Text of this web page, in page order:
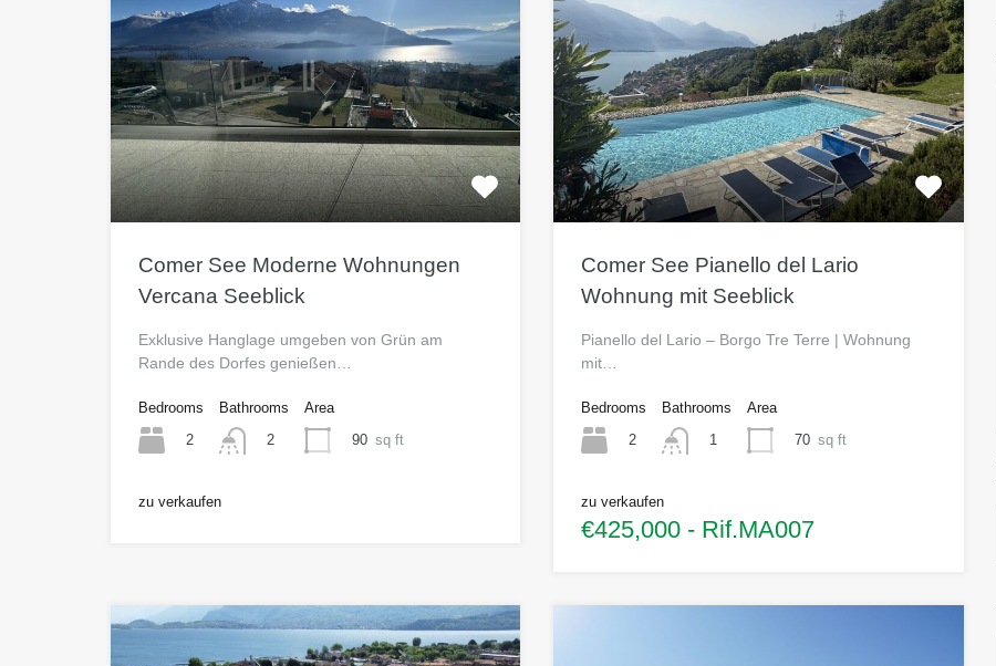
Comer See Moderne Wohnungen
Vercana Seeblick
Exklusive Hanglage umgeben von Grün am
Rande des Dorfes genießen…
Bedrooms
2
Bathrooms
2
Area
90 sq ft
zu verkaufen
Comer See Pianello del Lario
Wohnung mit Seeblick
Pianello del Lario – Borgo Tre Terre | Wohnung
mit…
Bedrooms
2
Bathrooms
1
Area
70 sq ft
zu verkaufen
€425,000 - Rif.MA007